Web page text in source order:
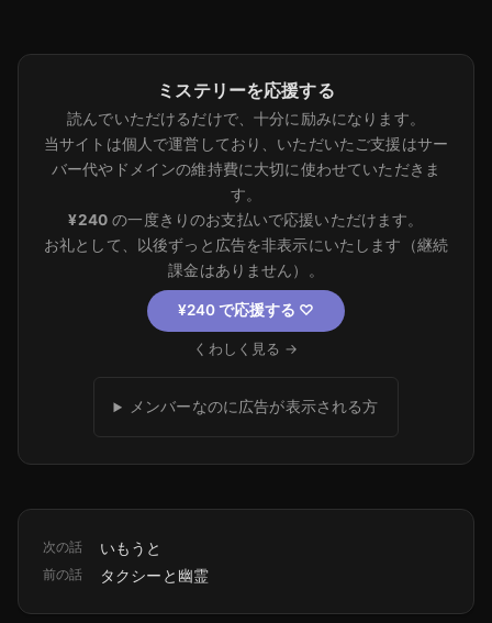
ミステリーを応援する
読んでいただけるだけで、十分に励みになります。
当サイトは個人で運営しており、いただいたご支援はサー
バー代やドメインの維持費に大切に使わせていただきま
す。
¥240 の一度きりのお支払いで応援いただけます。
お礼として、以後ずっと広告を非表示にいたします（継続
課金はありません）。
¥240 で応援する ♡
くわしく見る →
メンバーなのに広告が表示される方
次の話 いもうと
前の話 タクシーと幽霊